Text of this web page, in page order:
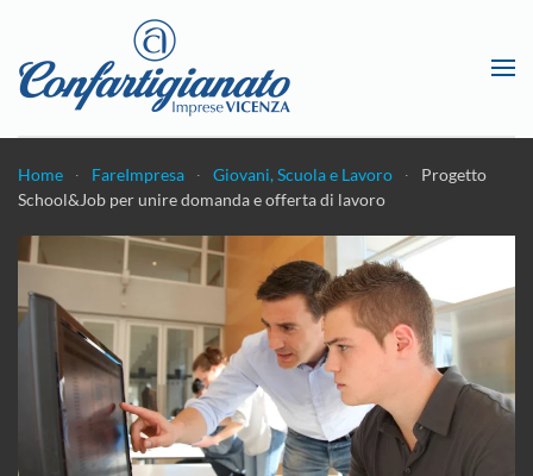
Passa al contenuto principale
Home FareImpresa Giovani, Scuola e Lavoro
Progetto
School&Job per unire domanda e offerta di lavoro